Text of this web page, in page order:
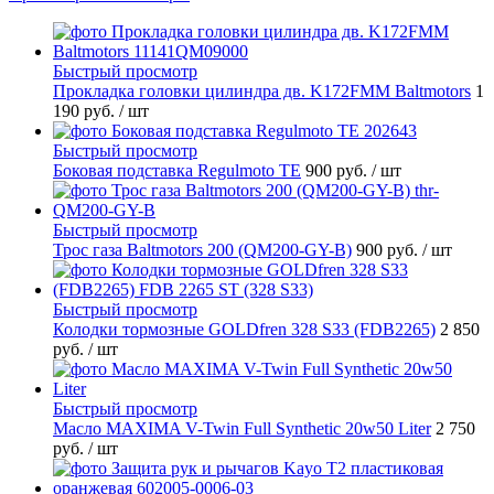
Быстрый просмотр
Прокладка головки цилиндра дв. K172FMM Baltmotors 1
190 руб. / шт
Быстрый просмотр
Боковая подставка Regulmoto TE 900 руб. / шт
Быстрый просмотр
Трос газа Baltmotors 200 (QM200-GY-B) 900 руб. / шт
Быстрый просмотр
Колодки тормозные GOLDfren 328 S33 (FDB2265) 2 850
руб. / шт
Быстрый просмотр
Масло MAXIMA V-Twin Full Synthetic 20w50 Liter 2 750
руб. / шт